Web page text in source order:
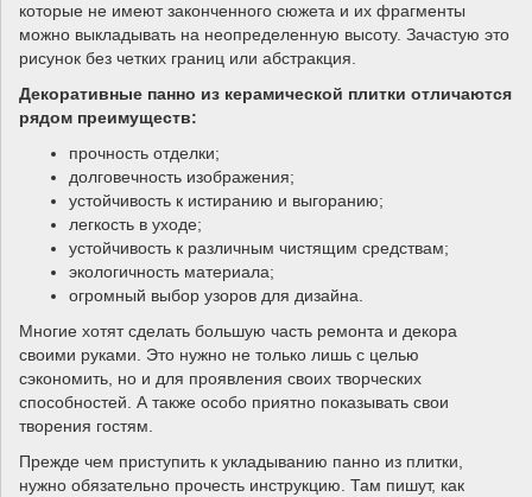
которые не имеют законченного сюжета и их фрагменты
можно выкладывать на неопределенную высоту. Зачастую это
рисунок без четких границ или абстракция.
Декоративные панно из керамической плитки отличаются
рядом преимуществ:
прочность отделки;
долговечность изображения;
устойчивость к истиранию и выгоранию;
легкость в уходе;
устойчивость к различным чистящим средствам;
экологичность материала;
огромный выбор узоров для дизайна.
Многие хотят сделать большую часть ремонта и декора
своими руками. Это нужно не только лишь с целью
сэкономить, но и для проявления своих творческих
способностей. А также особо приятно показывать свои
творения гостям.
Прежде чем приступить к укладыванию панно из плитки,
нужно обязательно прочесть инструкцию. Там пишут, как